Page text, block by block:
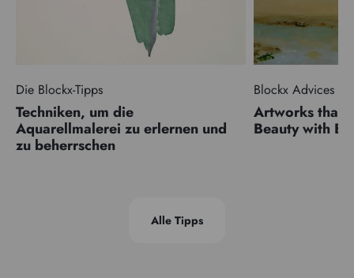
Die Blockx-Tipps
Techniken, um die
Aquarellmalerei zu erlernen und
zu beherrschen
Blockx Advices
Artworks that
Beauty with
Alle Tipps